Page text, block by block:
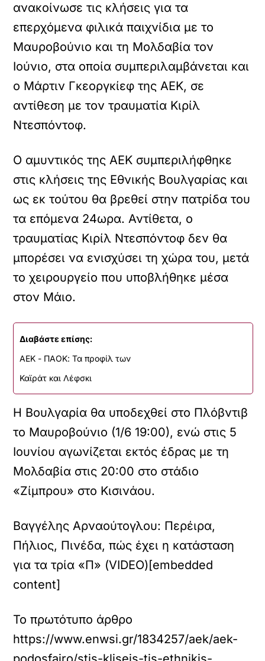
ανακοίνωσε τις κλήσεις για τα
επερχόμενα φιλικά παιχνίδια με το
Μαυροβούνιο και τη Μολδαβία τον
Ιούνιο, στα οποία συμπεριλαμβάνεται και
ο Μάρτιν Γκεοργκίεφ της ΑΕΚ, σε
αντίθεση με τον τραυματία Κιρίλ
Ντεσπόντοφ.
Ο αμυντικός της ΑΕΚ συμπεριλήφθηκε
στις κλήσεις της Εθνικής Βουλγαρίας και
ως εκ τούτου θα βρεθεί στην πατρίδα του
τα επόμενα 24ωρα. Αντίθετα, ο
τραυματίας Κιρίλ Ντεσπόντοφ δεν θα
μπορέσει να ενισχύσει τη χώρα του, μετά
το χειρουργείο που υποβλήθηκε μέσα
στον Μάιο.
Διαβάστε επίσης:
ΑΕΚ - ΠΑΟΚ: Τα προφίλ των
Καϊράτ και Λέφσκι
Η Βουλγαρία θα υποδεχθεί στο Πλόβντιβ
το Μαυροβούνιο (1/6 19:00), ενώ στις 5
Ιουνίου αγωνίζεται εκτός έδρας με τη
Μολδαβία στις 20:00 στο στάδιο
«Ζίμπρου» στο Κισινάου.
Βαγγέλης Αρναούτογλου: Περέιρα,
Πήλιος, Πινέδα, πώς έχει η κατάσταση
για τα τρία «Π» (VIDEO)[embedded
content]
Το πρωτότυπο άρθρο
https://www.enwsi.gr/1834257/aek/aek-